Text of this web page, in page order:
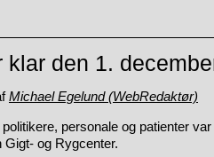
klar den 1.
Michael Egelund (WebRedaktør)
personale og patienter
Gigt- og Rygcenter.